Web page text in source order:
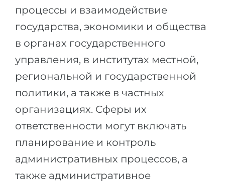
Примеры вакансий
Тест Голланда
Тест Карта Интересов
Тест RIASEC
Успехна
100%
Наши студенты успешно поступают
ПОСТУПАЕМ ИЗ...
Россия
Украина
Казахстан
Азербайджан
Армения
Беларусь
процессы и взаимодействие
государства, экономики и общества
в органах государственного
управления, в институтах местной,
региональной и государственной
политики, а также в частных
организациях. Сферы их
ответственности могут включать
планирование и контроль
административных процессов, а
также административное